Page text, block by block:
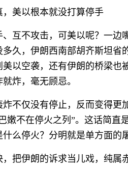
美以根本就没打算停手
互不攻击，可美以呢？一边
久，伊朗西南部胡齐斯坦省
以空袭，还有伊朗的桥梁也
炸，毫无顾忌。
不仅没有停止，反而变得更
嫩不在停火之列”。这话简
么停火？分明就是单方面的
把伊朗的诉求当儿戏，纯属